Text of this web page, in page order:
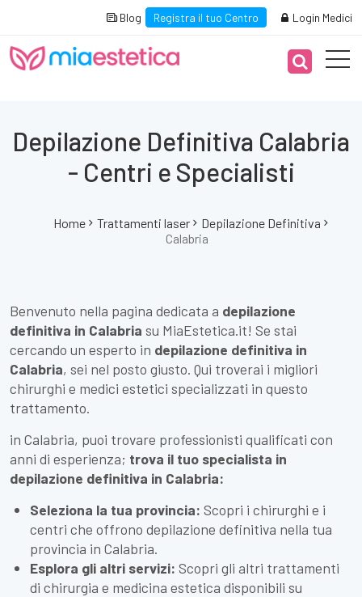
Blog Registra il tuo Centro Login Medici
Depilazione Definitiva Calabria
- Centri e Specialisti
Home Trattamenti laser
Depilazione Definitiva
Calabria
Benvenuto nella pagina dedicata a depilazione
definitiva in Calabria su MiaEstetica.it! Se stai
cercando un esperto in depilazione definitiva in
Calabria, sei nel posto giusto. Qui troverai i migliori
chirurghi e medici estetici specializzati in questo
trattamento.
in Calabria, puoi trovare professionisti qualificati con
anni di esperienza; trova il tuo specialista in
depilazione definitiva in Calabria:
Seleziona la tua provincia: Scopri i chirurghi e i
centri che offrono depilazione definitiva nella tua
provincia in Calabria.
Esplora gli altri servizi: Scopri gli altri trattamenti
di chirurgia e medicina estetica disponibili su